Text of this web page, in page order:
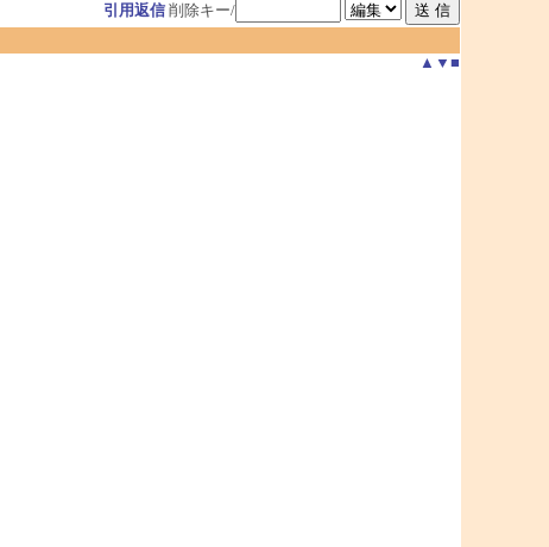
引用返信 削除キー/
▲ ▼ ■